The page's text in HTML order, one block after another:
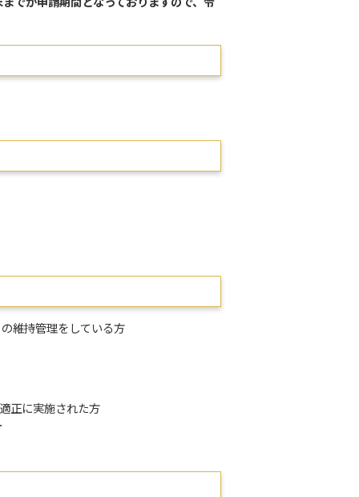
でが申請期間となっておりますので、令
維持管理をしている方
正に実施された方